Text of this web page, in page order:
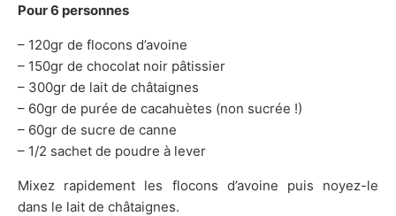
Pour 6 personnes
– 120gr de flocons d’avoine
– 150gr de chocolat noir pâtissier
– 300gr de lait de châtaignes
– 60gr de purée de cacahuètes (non sucrée !)
– 60gr de sucre de canne
– 1/2 sachet de poudre à lever
Mixez rapidement les flocons d’avoine puis noyez-le
dans le lait de châtaignes.